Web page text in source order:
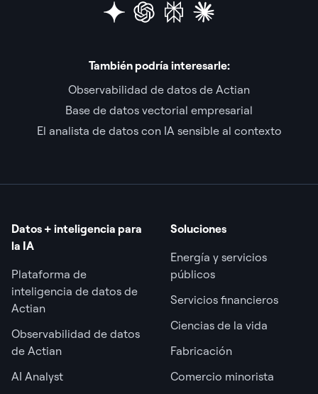
También podría interesarle:
Observabilidad de datos de Actian
Base de datos vectorial empresarial
El analista de datos con IA sensible al contexto
Datos + inteligencia para
la IA
Plataforma de
inteligencia de datos de
Actian
Observabilidad de datos
de Actian
AI Analyst
Soluciones
Energía y servicios
públicos
Servicios financieros
Ciencias de la vida
Fabricación
Comercio minorista